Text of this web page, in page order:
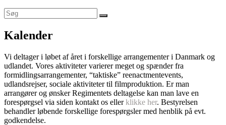
Kalender
Vi deltager i løbet af året i forskellige arrangementer i Danmark og
udlandet. Vores aktiviteter varierer meget og spænder fra
formidlingsarrangementer, “taktiske” reenactmentevents,
udlandsrejser, sociale aktiviteter til filmproduktion. Er man
arrangører og ønsker Regimentets deltagelse kan man lave en
forespørgsel via siden kontakt os ellerklikke her. Bestyrelsen
behandler løbende forskellige forespørgsler med henblik på evt.
godkendelse.